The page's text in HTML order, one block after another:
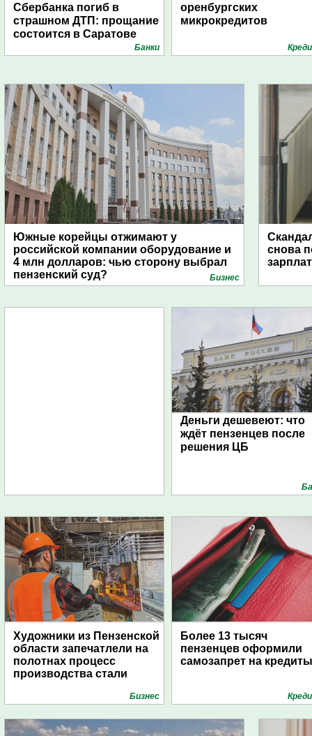
Сбербанка погиб в
страшном ДТП: прощание
состоится в Саратове
Банки
оренбургских
микрокредитов
Южные корейцы отжимают у
российской компании оборудование и
4 млн долларов: чью сторону выбрал
пензенский суд?
Бизнес
снова
Деньги дешевеют: что
ждёт пензенцев после
решения ЦБ
Художники из Пензенской
области запечатлели на
полотнах процесс
производства стали
Бизнес
Более 13 тысяч
пензенцев оформили
самозапрет на кредиты